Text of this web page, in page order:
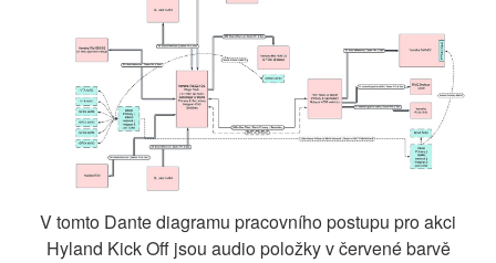
V tomto Dante diagramu pracovního postupu pro akci
Hyland Kick Off jsou audio položky v červené barvě